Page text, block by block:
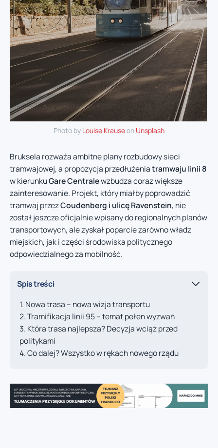
Photo by Louise Krauseon Unsplash
Bruksela rozważa ambitne plany rozbudowy sieci
tramwajowej, a propozycja przedłużeniatramwaju linii 8
w kierunkuGare Centralewzbudza coraz większe
zainteresowanie. Projekt, który miałby poprowadzić
tramwaj przezCoudenberg i ulicę Ravenstein, nie
został jeszcze oficjalnie wpisany do regionalnych planów
transportowych, ale zyskał poparcie zarówno władz
miejskich, jak i części środowiska politycznego
odpowiedzialnego za mobilność.
Spis treści
Nowa trasa – nowa wizja transportu
Tramifikacja linii 95 – temat pełen wyzwań
Która trasa najlepsza? Decyzja wciąż przed
politykami
Co dalej? Wszystko w rękach nowego rządu